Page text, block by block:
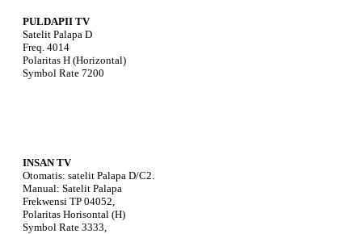
PULDAPII TV
Satelit Palapa D
Freq. 4014
Polaritas H (Horizontal)
Symbol Rate 7200
INSAN TV
Otomatis: satelit Palapa D/C2.
Manual: Satelit Palapa
Frekwensi TP 04052,
Polaritas Horisontal (H)
Symbol Rate 3333,